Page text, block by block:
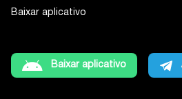
Baixar aplicativo
Baixar aplicativo